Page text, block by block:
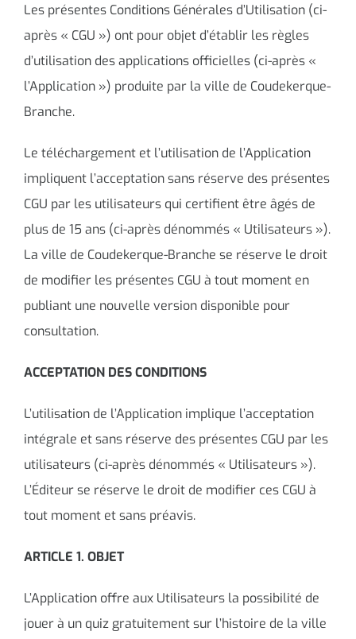
Les présentes Conditions Générales d’Utilisation (ci-
après « CGU ») ont pour objet d’établir les règles
d’utilisation des applications officielles (ci-après «
l’Application ») produite par la ville de Coudekerque-
Branche.
Le téléchargement et l’utilisation de l’Application
impliquent l’acceptation sans réserve des présentes
CGU par les utilisateurs qui certifient être âgés de
plus de 15 ans (ci-après dénommés « Utilisateurs »).
La ville de Coudekerque-Branche se réserve le droit
de modifier les présentes CGU à tout moment en
publiant une nouvelle version disponible pour
consultation.
ACCEPTATION DES CONDITIONS
L’utilisation de l’Application implique l’acceptation
intégrale et sans réserve des présentes CGU par les
utilisateurs (ci-après dénommés « Utilisateurs »).
L’Éditeur se réserve le droit de modifier ces CGU à
tout moment et sans préavis.
ARTICLE 1. OBJET
L’Application offre aux Utilisateurs la possibilité de
jouer à un quiz gratuitement sur l’histoire de la ville